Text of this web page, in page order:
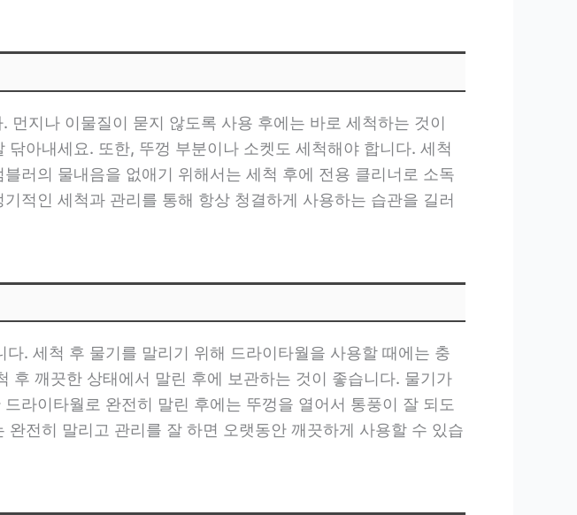
지나 이물질이 묻지 않도록 사용 후에는 바로 세척하는 것이
아내세요. 또한, 뚜껑 부분이나 소켓도 세척해야 합니다. 세척
러의 물내음을 없애기 위해서는 세척 후에 전용 클리너로 소독
적인 세척과 관리를 통해 항상 청결하게 사용하는 습관을 길러
. 세척 후 물기를 말리기 위해 드라이타월을 사용할 때에는 충
후 깨끗한 상태에서 말린 후에 보관하는 것이 좋습니다. 물기가
라이타월로 완전히 말린 후에는 뚜껑을 열어서 통풍이 잘 되도
전히 말리고 관리를 잘 하면 오랫동안 깨끗하게 사용할 수 있습